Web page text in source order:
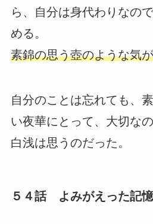
ら、自分は身代わりなの
める。
素錦の思う壺のような気
自分のことは忘れても、
い夜華にとって、大切な
白浅は思うのだった。
５４話 よみがえった記憶